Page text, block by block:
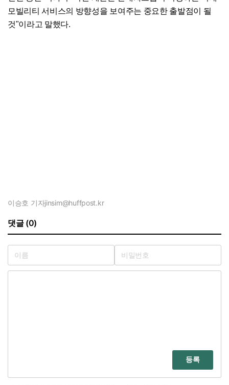
모빌리티 서비스의 방향성을 보여주는 중요한 출발점이 될
것"이라고 말했다.
이승호 기자jinsim@huffpost.kr
댓글 (0)
등록